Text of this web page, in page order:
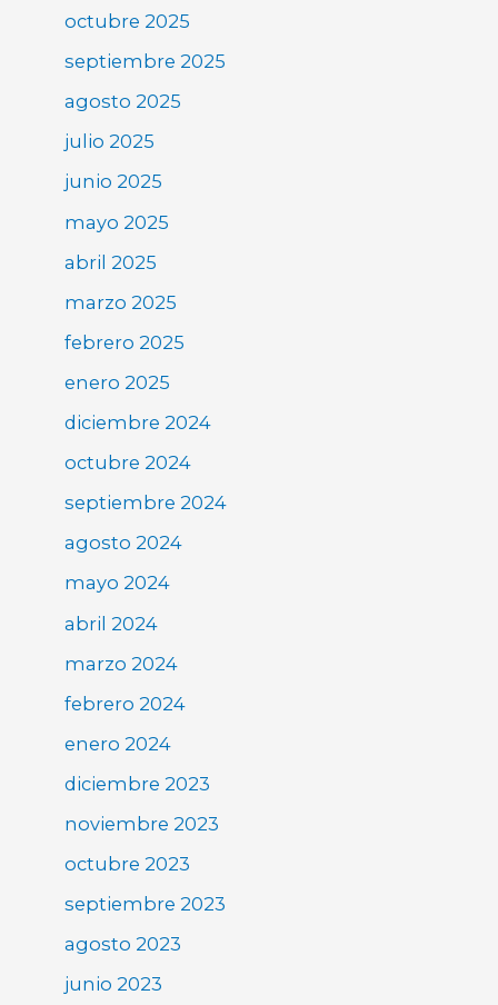
octubre 2025
septiembre 2025
agosto 2025
julio 2025
junio 2025
mayo 2025
abril 2025
marzo 2025
febrero 2025
enero 2025
diciembre 2024
octubre 2024
septiembre 2024
agosto 2024
mayo 2024
abril 2024
marzo 2024
febrero 2024
enero 2024
diciembre 2023
noviembre 2023
octubre 2023
septiembre 2023
agosto 2023
junio 2023